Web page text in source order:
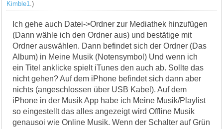
Kimble1.)
Ich gehe auch Datei->Ordner zur Mediathek hinzufügen
(Dann wähle ich den Ordner aus) und bestätige mit
Ordner auswählen. Dann befindet sich der Ordner (Das
Album) in Meine Musik (Notensymbol) Und wenn ich
ein Titel anklicke spielt iTunes den auch ab. Sollte das
nicht gehen? Auf dem iPhone befindet sich dann aber
nichts (angeschlossen über USB Kabel). Auf dem
iPhone in der Musik App habe ich Meine Musik/Playlist
so eingestellt das alles angezeigt wird Offline Musik
genausoi wie Online Musik. Wenn der Schalter auf Grün